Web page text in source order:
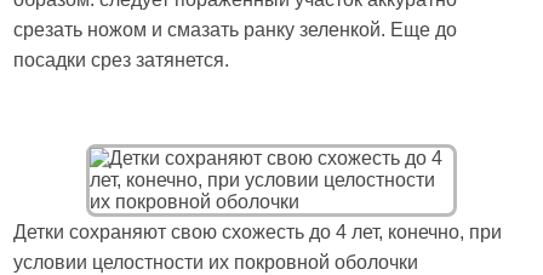
срезать ножом и смазать ранку зеленкой. Еще до
посадки срез затянется.
Детки сохраняют свою схожесть до 4 лет, конечно, при
условии целостности их покровной оболочки